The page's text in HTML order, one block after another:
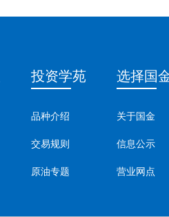
投资学苑
品种介绍
交易规则
原油专题
选择国
关于国金
信息公示
营业网点